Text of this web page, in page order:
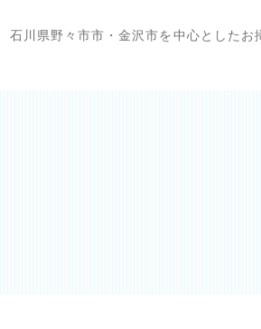
石川県野々市市・金沢市を中心としたお